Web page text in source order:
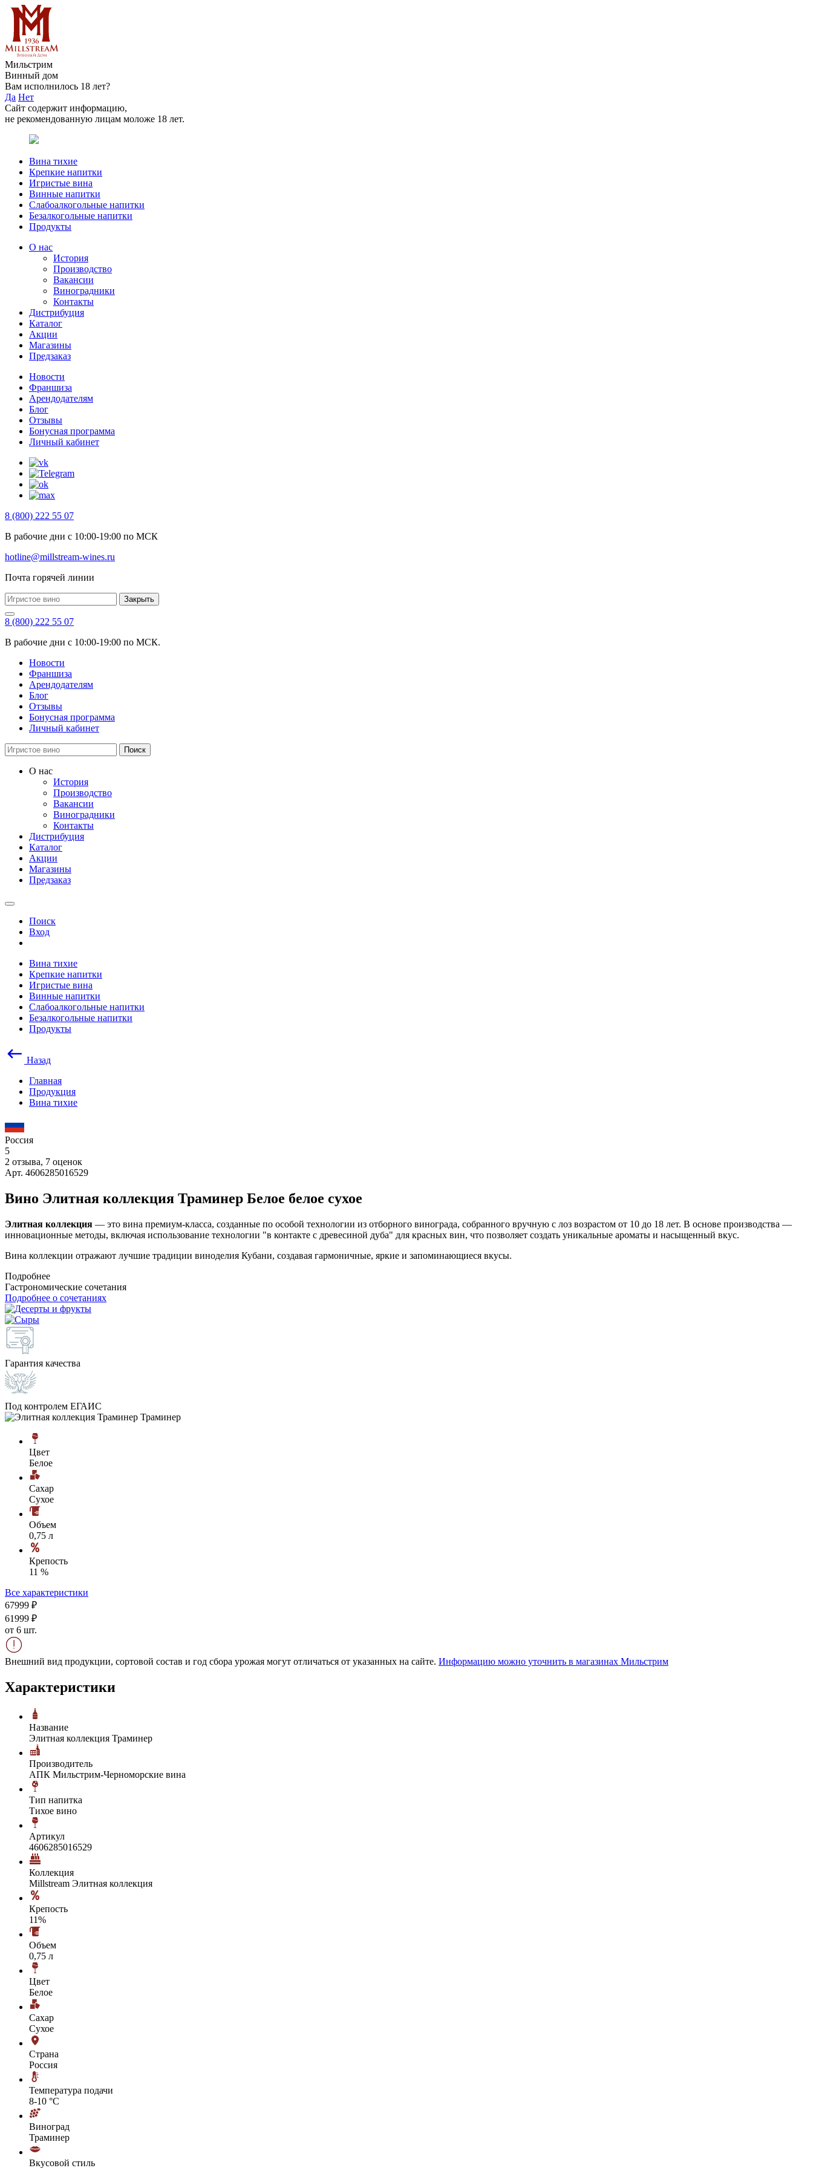
Мильстрим
Винный дом
Вам исполнилось 18 лет?
Да Нет
Сайт содержит информацию,
не рекомендованную лицам моложе 18 лет.
Вина тихие
Крепкие напитки
Игристые вина
Винные напитки
Слабоалкогольные напитки
Безалкогольные напитки
Продукты
О нас
История
Производство
Вакансии
Виноградники
Контакты
Дистрибуция
Каталог
Акции
Магазины
Предзаказ
Новости
Франшиза
Арендодателям
Блог
Отзывы
Бонусная программа
Личный кабинет
8 (800) 222 55 07
В рабочие дни с 10:00-19:00 по МСК
hotline@millstream-wines.ru
Почта горячей линии
Закрыть
8 (800) 222 55 07
В рабочие дни с 10:00-19:00 по МСК.
Новости
Франшиза
Арендодателям
Блог
Отзывы
Бонусная программа
Личный кабинет
Поиск
О нас
История
Производство
Вакансии
Виноградники
Контакты
Дистрибуция
Каталог
Акции
Магазины
Предзаказ
Поиск
Вход
Вина тихие
Крепкие напитки
Игристые вина
Винные напитки
Слабоалкогольные напитки
Безалкогольные напитки
Продукты
Назад
Главная
Продукция
Вина тихие
Россия
5
2 отзыва, 7 оценок
Арт. 4606285016529
Вино Элитная коллекция Траминер Белое белое сухое
Элитная коллекция — это вина премиум-класса, созданные по особой технологии из отборного винограда, собранного вручную с лоз возрастом от 10 до 18 лет. В основе производства —
инновационные методы, включая использование технологии "в контакте с древесиной дуба" для красных вин, что позволяет создать уникальные ароматы и насыщенный вкус.
Вина коллекции отражают лучшие традиции виноделия Кубани, создавая гармоничные, яркие и запоминающиеся вкусы.
Подробнее
Гастрономические сочетания
Подробнее о сочетаниях
Гарантия качества
Под контролем ЕГАИС
Цвет
Белое
Сахар
Сухое
Объем
0,75 л
Крепость
11 %
Все характеристики
67999 ₽
61999 ₽
от 6 шт.
Внешний вид продукции, сортовой состав и год сбора урожая могут отличаться от указанных на сайте. Информацию можно уточнить в магазинах Мильстрим
Характеристики
Название
Элитная коллекция Траминер
Производитель
АПК Мильстрим-Черноморские вина
Тип напитка
Тихое вино
Артикул
4606285016529
Коллекция
Millstream Элитная коллекция
Крепость
11%
Объем
0,75 л
Цвет
Белое
Сахар
Сухое
Страна
Россия
Температура подачи
8-10 °С
Виноград
Траминер
Вкусовой стиль